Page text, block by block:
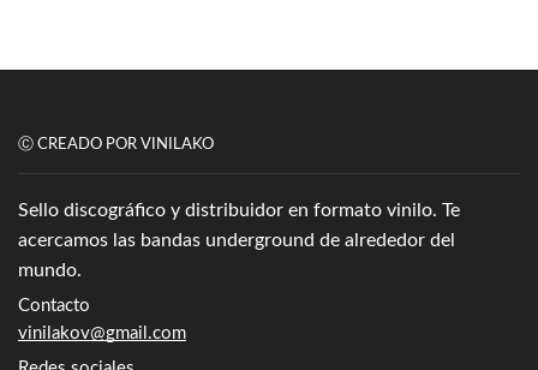
Ⓒ CREADO POR VINILAKO
Sello discográfico y distribuidor en formato vinilo. Te
acercamos las bandas underground de alrededor del
mundo.
Contacto
vinilakov@gmail.com